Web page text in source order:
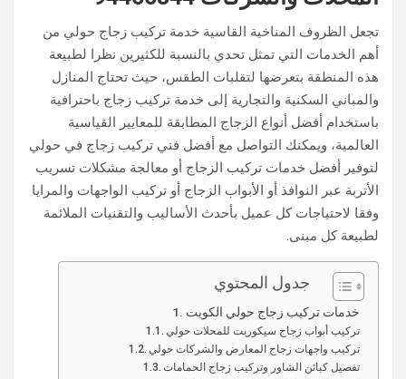
تجعل الظروف المناخية القاسية خدمة تركيب زجاج حولي من
أهم الخدمات التي تمثل تحدي بالنسبة للكثيرين نظرا لطبيعة
هذه المنطقة بتعرضها لتقلبات الطقس، حيث تحتاج المنازل
والمباني السكنية والتجارية إلى خدمة تركيب زجاج باحترافية
باستخدام أفضل أنواع الزجاج المطابقة للمعايير القياسية
العالمية، ويمكنك التواصل مع أفضل فني تركيب زجاج في حولي
لتوفير أفضل خدمات تركيب الزجاج أو معالجة مشكلات تسريب
الأتربة عبر النوافذ أو الأبواب الزجاج أو تركيب الواجهات والمرايا
وفقا لاحتياجات كل عميل بأحدث الأساليب والتقنيات الملائمة
لطبيعة كل مبنى.
جدول المحتوي
خدمات تركيب زجاج حولي​ الكويت
تركيب أبواب زجاج سيكوريت للمحلات حولي
تركيب واجهات زجاج المعارض والشركات حولي
تفصيل كبائن الشاور وتركيب زجاج الحمامات